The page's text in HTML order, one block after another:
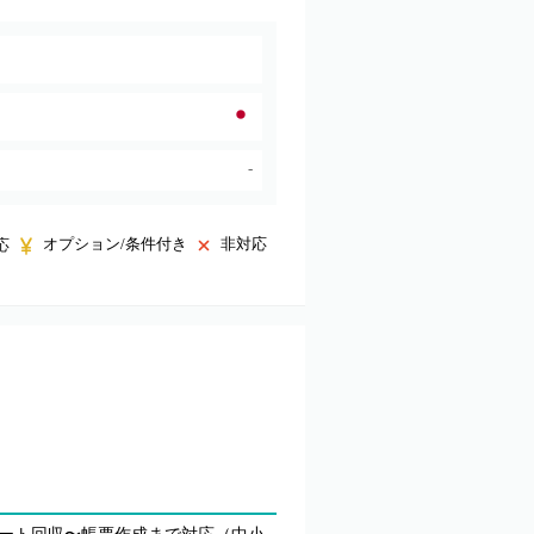
-
オプション/条件付き 非対応